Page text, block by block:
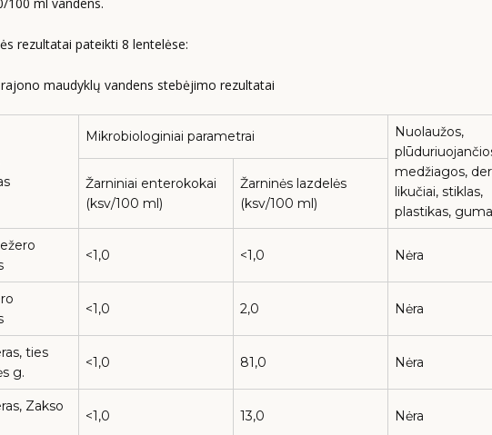
rezultatai pateikti 8 lentelėse:
maudyklų vandens stebėjimo rezultatai
Mikrobiologiniai parametrai
Nuolaužos,
medžiagos,
likučiai, stiklas,
plastikas, guma
Žarniniai enterokokai
(ksv/100 ml)
Žarninės lazdelės
(ksv/100 ml)
<1,0 <1,0 Nėra
<1,0 2,0 Nėra
ties
g.
<1,0 81,0 Nėra
Zakso
<1,0 13,0 Nėra